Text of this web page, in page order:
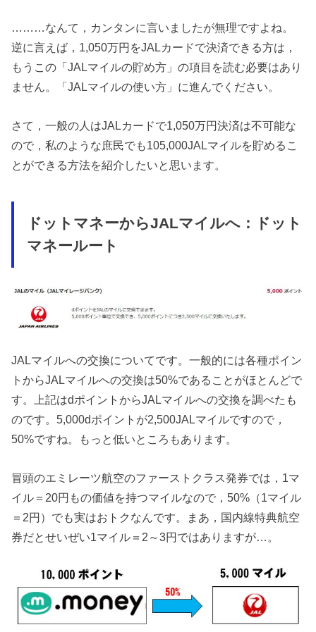
………なんて，カンタンに言いましたが無理ですよね。
逆に言えば，1,050万円をJALカードで決済できる方は，
もうこの「JALマイルの貯め方」の項目を読む必要はあり
ません。「JALマイルの使い方」に進んでください。
さて，一般の人はJALカードで1,050万円決済は不可能な
ので，私のような庶民でも105,000JALマイルを貯めるこ
とができる方法を紹介したいと思います。
ドットマネーからJALマイルへ：ドット
マネールート
JALマイルへの交換についてです。一般的には各種ポイン
トからJALマイルへの交換は50%であることがほとんどで
す。上記はdポイントからJALマイルへの交換を調べたも
のです。5,000dポイントが2,500JALマイルですので，
50%ですね。もっと低いところもあります。
冒頭のエミレーツ航空のファーストクラス発券では，1マ
イル＝20円もの価値を持つマイルなので，50%（1マイル
＝2円）でも実はおトクなんです。まあ，国内線特典航空
券だとせいぜい1マイル＝2～3円ではありますが…。